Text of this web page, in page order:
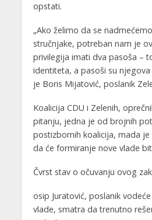
opstati.
„Ako želimo da se
stručnjake, potreban nam je
privilegija imati dva pasoša –
identiteta, a pasoši su
je Boris Mijatović, poslanik
Koalicija CDU i Zelenih,
pitanju, jedna je od brojnih
postizbornih koalicija, mada je
da će formiranje nove vlade
Čvrst stav o očuvanju ovog
osip Juratović, poslanik
vlade, smatra da trenutno